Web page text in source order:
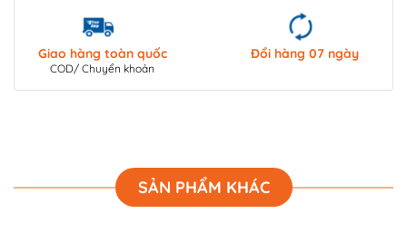
Giao hàng toàn quốc
COD/ Chuyển khoản
Đổi hàng 07 ngày
SẢN PHẨM KHÁC